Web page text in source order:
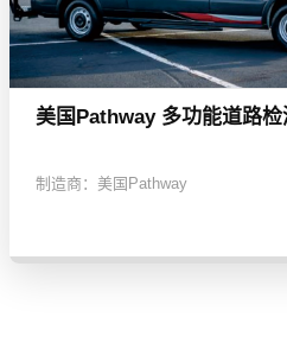
美国Pathway 多功能道路检
制造商： 美国Pathway